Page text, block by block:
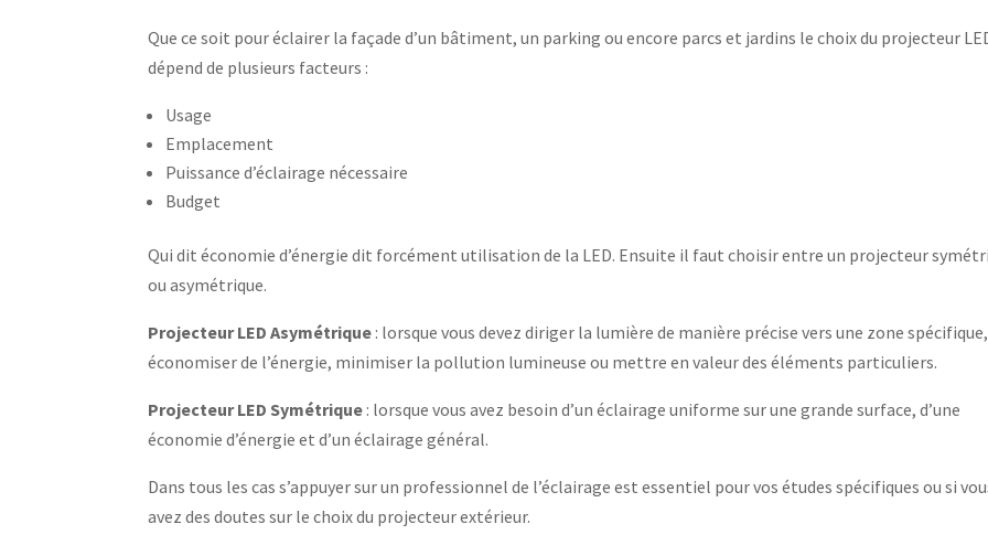
Que ce soit pour éclairer la façade d’un bâtiment, un parking ou encore parcs et jardins le choix du projecteur
dépend de plusieurs facteurs :
Usage
Emplacement
Puissance d’éclairage nécessaire
Budget
Qui dit économie d’énergie dit forcément utilisation de la LED. Ensuite il faut choisir entre un projecteur
ou asymétrique.
Projecteur LED Asymétrique : lorsque vous devez diriger la lumière de manière précise vers une zone spécifique,
économiser de l’énergie, minimiser la pollution lumineuse ou mettre en valeur des éléments particuliers.
Projecteur LED Symétrique : lorsque vous avez besoin d’un éclairage uniforme sur une grande surface, d’une
économie d’énergie et d’un éclairage général.
Dans tous les cas s’appuyer sur un professionnel de l’éclairage est essentiel pour vos études spécifiques ou si
avez des doutes sur le choix du projecteur extérieur.